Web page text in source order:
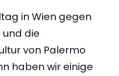
in Wien gegen
die
von Palermo
haben wir einige